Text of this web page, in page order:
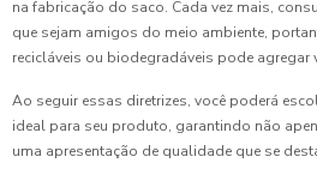
na fabricação do saco. Cada vez mais,
que sejam amigos do meio ambiente,
recicláveis ou biodegradáveis pode agregar
Ao seguir essas diretrizes, você poderá
ideal para seu produto, garantindo não
uma apresentação de qualidade que se